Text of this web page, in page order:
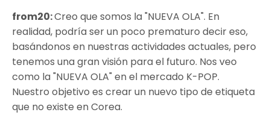
from20:Creo que somos la "NUEVA OLA". En
realidad, podría ser un poco prematuro decir eso,
basándonos en nuestras actividades actuales, pero
tenemos una gran visión para el futuro. Nos veo
como la "NUEVA OLA" en el mercado K-POP.
Nuestro objetivo es crear un nuevo tipo de etiqueta
que no existe en Corea.